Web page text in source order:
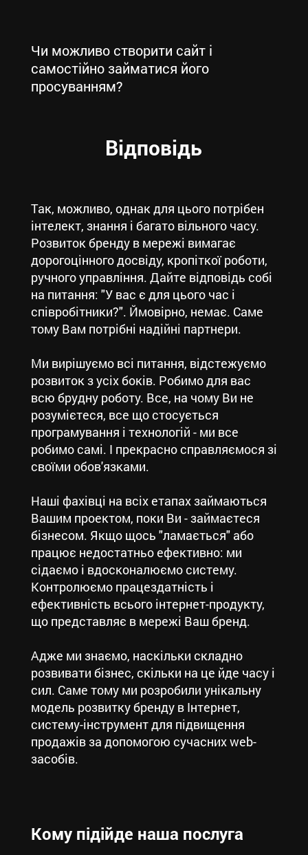
Чи можливо створити сайт і
самостійно займатися його
просуванням?
Відповідь
Так, можливо, однак для цього потрібен
інтелект, знання і багато вільного часу.
Розвиток бренду в мережі вимагає
дорогоцінного досвіду, кропіткої роботи,
ручного управління. Дайте відповідь собі
на питання: "У вас є для цього час і
співробітники?". Ймовірно, немає. Саме
тому Вам потрібні надійні партнери.
Ми вирішуємо всі питання, відстежуємо
розвиток з усіх боків. Робимо для вас
всю брудну роботу. Все, на чому Ви не
розумієтеся, все що стосується
програмування і технологій - ми все
робимо самі. І прекрасно справляємося зі
своїми обов'язками.
Наші фахівці на всіх етапах займаються
Вашим проектом, поки Ви - займаєтеся
бізнесом. Якщо щось "ламається" або
працює недостатньо ефективно: ми
сідаємо і вдосконалюємо систему.
Контролюємо працездатність і
ефективність всього інтернет-продукту,
що представляє в мережі Ваш бренд.
Адже ми знаємо, наскільки складно
розвивати бізнес, скільки на це йде часу і
сил. Саме тому ми розробили унікальну
модель розвитку бренду в Інтернет,
систему-інструмент для підвищення
продажів за допомогою сучасних web-
засобів.
Кому підійде наша послуга